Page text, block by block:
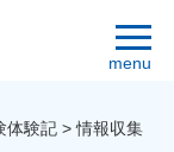
menu
体験記 >情報収集